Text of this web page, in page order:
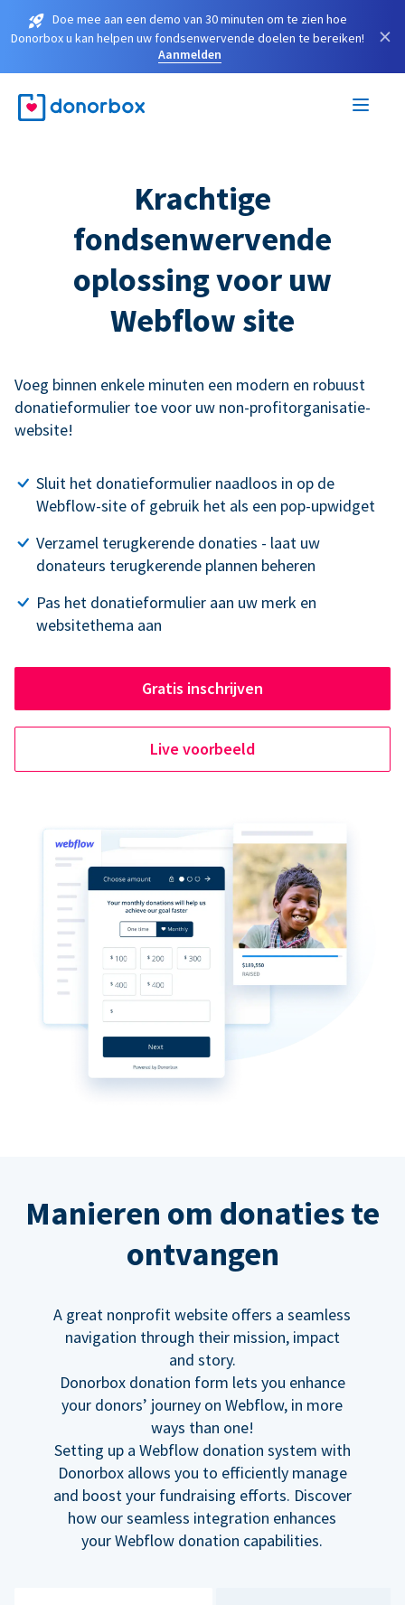
Doe mee aan een demo van 30 minuten om te zien hoe
Donorbox u kan helpen uw fondsenwervende doelen te bereiken!
Aanmelden
×
Krachtige
fondsenwervende
oplossing voor uw
Webflow site
Voeg binnen enkele minuten een modern en robuust
donatieformulier toe voor uw non-profitorganisatie-
website!
Sluit het donatieformulier naadloos in op de
Webflow-site of gebruik het als een pop-upwidget
Verzamel terugkerende donaties - laat uw
donateurs terugkerende plannen beheren
Pas het donatieformulier aan uw merk en
websitethema aan
Gratis inschrijven
Live voorbeeld
Manieren om donaties te
ontvangen
A great nonprofit website offers a seamless
navigation through their mission, impact
and story.
Donorbox donation form lets you enhance
your donors’ journey on Webflow, in more
ways than one!
Setting up a Webflow donation system with
Donorbox allows you to efficiently manage
and boost your fundraising efforts. Discover
how our seamless integration enhances
your Webflow donation capabilities.